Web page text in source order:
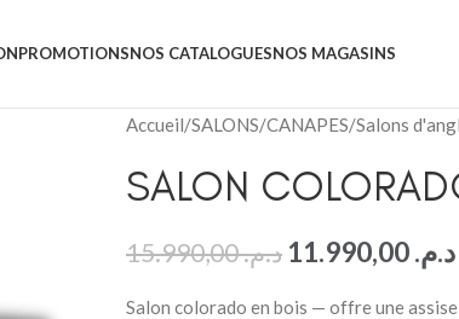
PROMOTIONSNOS CATALOGUESNOS MAGASINS
Accueil/SALONS/CANAPES/Salons
SALON
د.م.15.990,00 د.م.11.990,00
Salon colorado en bois — offre une